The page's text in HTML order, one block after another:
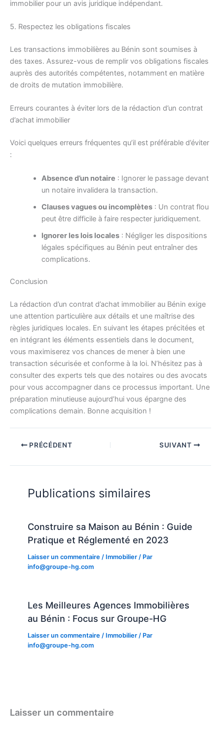
immobilier pour un avis juridique indépendant.
5. Respectez les obligations fiscales
Les transactions immobilières au Bénin sont soumises à
des taxes. Assurez-vous de remplir vos obligations fiscales
auprès des autorités compétentes, notamment en matière
de droits de mutation immobilière.
Erreurs courantes à éviter lors de la rédaction d’un contrat
d’achat immobilier
Voici quelques erreurs fréquentes qu’il est préférable d’éviter
:
Absence d’un notaire : Ignorer le passage devant
un notaire invalidera la transaction.
Clauses vagues ou incomplètes: Un contrat flou
peut être difficile à faire respecter juridiquement.
Ignorer les lois locales: Négliger les dispositions
légales spécifiques au Bénin peut entraîner des
complications.
Conclusion
La rédaction d’un contrat d’achat immobilier au Bénin exige
une attention particulière aux détails et une maîtrise des
règles juridiques locales. En suivant les étapes précitées et
en intégrant les éléments essentiels dans le document,
vous maximiserez vos chances de mener à bien une
transaction sécurisée et conforme à la loi. N’hésitez pas à
consulter des experts tels que des notaires ou des avocats
pour vous accompagner dans ce processus important. Une
préparation minutieuse aujourd’hui vous épargne des
complications demain. Bonne acquisition !
PRÉCÉDENT SUIVANT
Publications similaires
Construire sa Maison au Bénin : Guide
Pratique et Réglementé en 2023
Laisser un commentaire / Immobilier / Par
info@groupe-hg.com
Les Meilleures Agences Immobilières
au Bénin : Focus sur Groupe-HG
Laisser un commentaire / Immobilier / Par
info@groupe-hg.com
Laisser un commentaire